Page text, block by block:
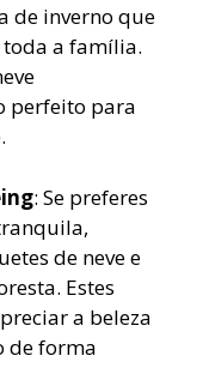
de inverno que
a família.
perfeito para
: Se preferes
de neve e
Estes
a beleza
de forma